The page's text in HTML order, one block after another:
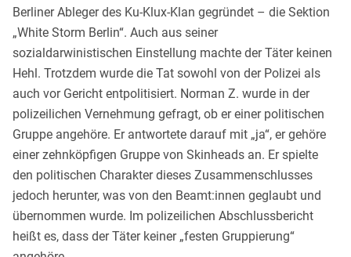
Berliner Ableger des Ku-Klux-Klan gegründet – die Sektion
„White Storm Berlin“. Auch aus seiner
sozialdarwinistischen Einstellung machte der Täter keinen
Hehl. Trotzdem wurde die Tat sowohl von der Polizei als
auch vor Gericht entpolitisiert. Norman Z. wurde in der
polizeilichen Vernehmung gefragt, ob er einer politischen
Gruppe angehöre. Er antwortete darauf mit „ja“, er gehöre
einer zehnköpfigen Gruppe von Skinheads an. Er spielte
den politischen Charakter dieses Zusammenschlusses
jedoch herunter, was von den Beamt:innen geglaubt und
übernommen wurde. Im polizeilichen Abschlussbericht
heißt es, dass der Täter keiner „festen Gruppierung“